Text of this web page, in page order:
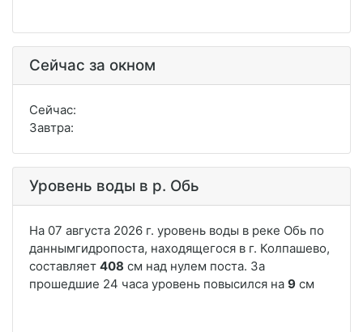
Сейчас за окном
Сейчас:
Завтра:
Уровень воды в р. Обь